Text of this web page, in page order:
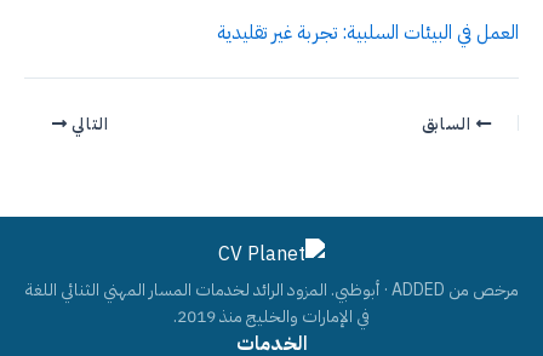
العمل في البيئات السلبية: تجربة غير تقليدية
السابق التالي
مرخص من ADDED · أبوظبي. المزود الرائد لخدمات المسار المهني الثنائي اللغة
في الإمارات والخليج منذ 2019.
الخدمات